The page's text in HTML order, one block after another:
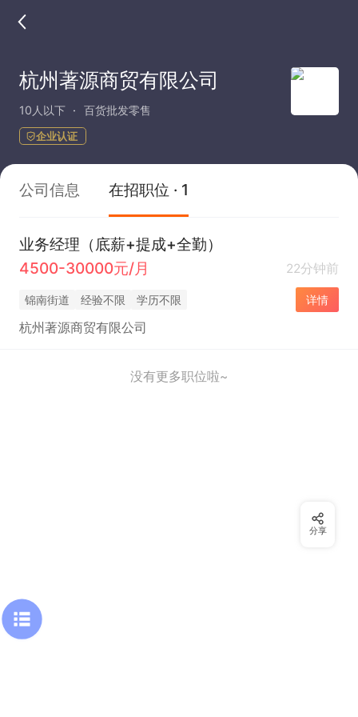
杭州著源商贸有限公司
10人以下 百货批发零售
企业认证
公司信息 在招职位 · 1
业务经理（底薪+提成+全勤）
4500-30000元/月
22分钟前
锦南街道 经验不限 学历不限 详情
杭州著源商贸有限公司
没有更多职位啦~
分享